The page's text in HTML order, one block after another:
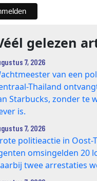
gelezen
7, 2026
van een
Thailand
Starbucks, zonder te
is.
7, 2026
politieactie in Oost-
omsingelden 20
twee arrestaties